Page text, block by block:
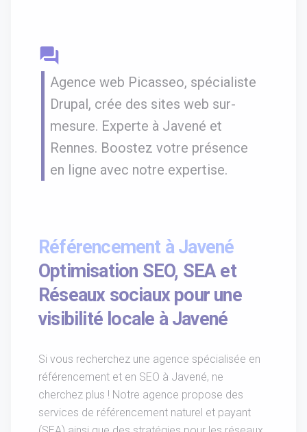
question_answer
Agence web Picasseo, spécialiste
Drupal, crée des sites web sur-
mesure. Experte à Javené et
Rennes. Boostez votre présence
en ligne avec notre expertise.
Référencement à Javené
Optimisation SEO, SEA et
Réseaux sociaux pour une
visibilité locale à Javené
Si vous recherchez une agence spécialisée en
référencement et en SEO à Javené, ne
cherchez plus ! Notre agence propose des
services de référencement naturel et payant